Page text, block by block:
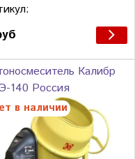
Калибр
140 Россия
в наличии